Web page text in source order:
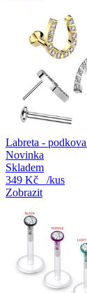
Labreta -
Novinka
Skladem
349 Kč
/kus
Zobrazit